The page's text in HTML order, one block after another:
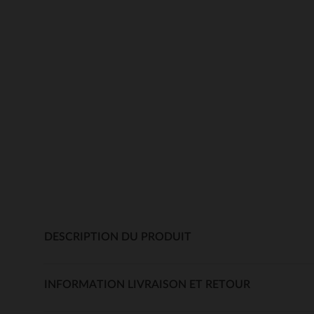
DESCRIPTION DU PRODUIT
INFORMATION LIVRAISON ET RETOUR